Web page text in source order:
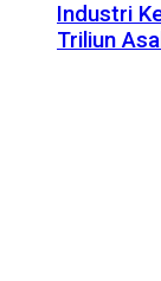
Industri
Triliun